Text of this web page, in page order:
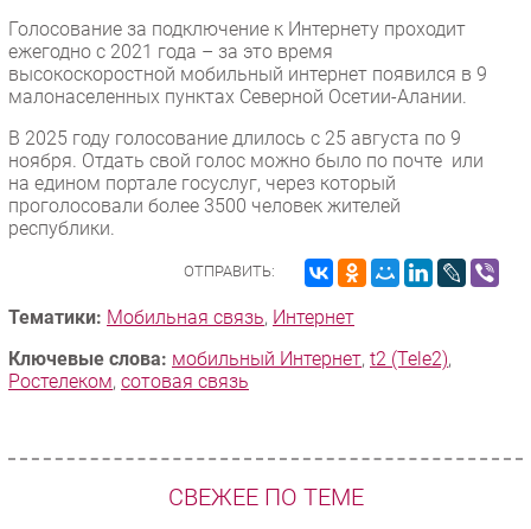
Аналитика
Интервью
Мероприятия
IT класс
Тестовый стенд
Каталог компаний
Голосование за подключение к Интернету проходит
ежегодно с 2021 года – за это время
высокоскоростной мобильный интернет появился в 9
малонаселенных пунктах Северной Осетии-Алании.
В 2025 году голосование длилось с 25 августа по 9
ноября. Отдать свой голос можно было по почте или
на едином портале госуслуг, через который
проголосовали более 3500 человек жителей
республики.
ОТПРАВИТЬ:
Тематики: Мобильная связь, Интернет
Ключевые слова: мобильный Интернет, t2 (Tele2),
Ростелеком, сотовая связь
СВЕЖЕЕ ПО ТЕМЕ